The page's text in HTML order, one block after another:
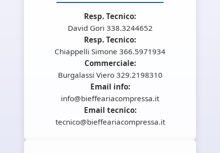
Resp. Tecnico:
David Gori 338.3244652
Resp. Tecnico:
Chiappelli Simone 366.5971934
Commerciale:
Burgalassi Viero 329.2198310
Email info:
info@bieffeariacompressa.it
Email tecnico:
tecnico@bieffeariacompressa.it